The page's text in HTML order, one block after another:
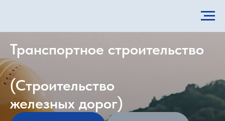
Транспортное строительство
(Строительство
железных дорог)